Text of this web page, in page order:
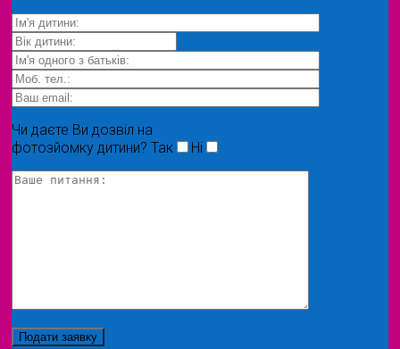
Чи даєте Ви дозвіл на
фотозйомку дитини? Так Ні